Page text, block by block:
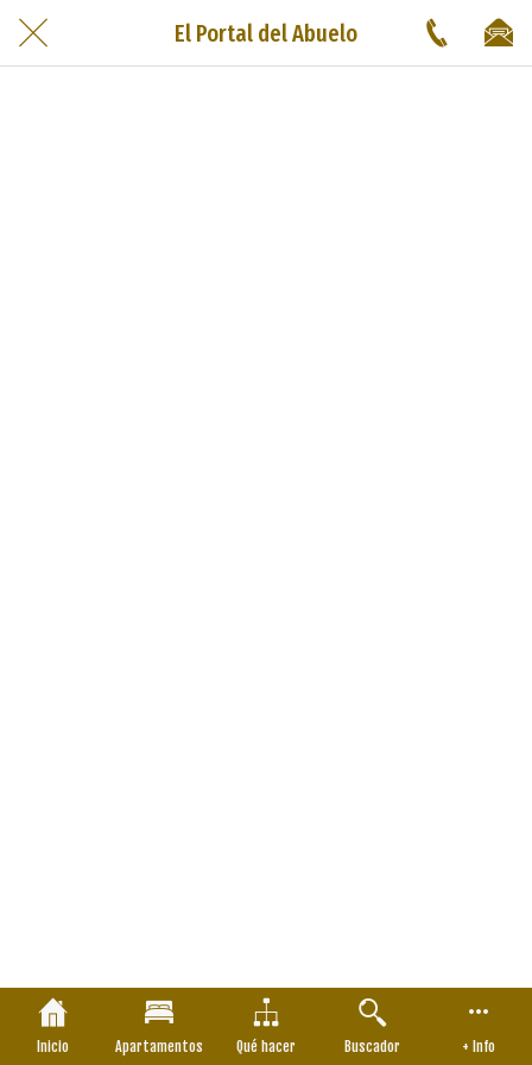
El Portal del Abuelo
Inicio Apartamentos Qué hacer Buscador + Info